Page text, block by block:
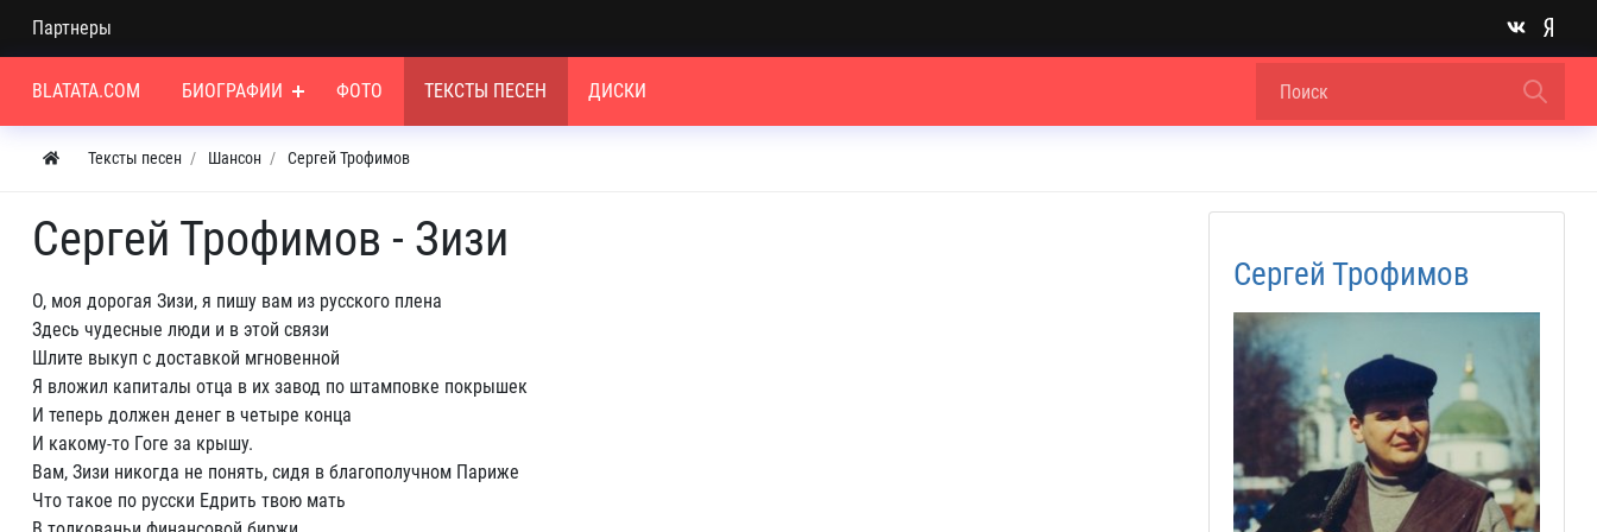
Партнеры
BLATATA.COM БИОГРАФИИ ФОТО ТЕКСТЫ ПЕСЕН ДИСКИ
Тексты песен Шансон Сергей Трофимов
Сергей Трофимов - Зизи
О, моя дорогая Зизи, я пишу вам из русского плена
Здесь чудесные люди и в этой связи
Шлите выкуп с доставкой мгновенной
Я вложил капиталы отца в их завод по штамповке покрышек
И теперь должен денег в четыре конца
И какому-то Гоге за крышу.
Вам, Зизи никогда не понять, сидя в благополучном Париже
Что такое по русски Едрить твою мать
Сергей Трофимов